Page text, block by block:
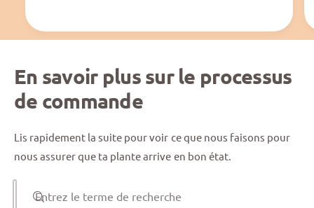
En savoir plus sur le processus
de commande
Lis rapidement la suite pour voir ce que nous faisons pour
nous assurer que ta plante arrive en bon état.
Entrez le terme de recherche